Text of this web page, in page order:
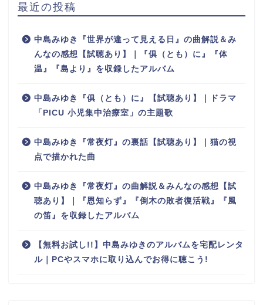
最近の投稿
中島みゆき『世界が違って見える日』の曲解説＆み
んなの感想【試聴あり】｜『俱（とも）に』『体
温』『島より』を収録したアルバム
中島みゆき『俱（とも）に』【試聴あり】｜ドラマ
「PICU 小児集中治療室」の主題歌
中島みゆき『常夜灯』の裏話【試聴あり】｜猫の視
点で描かれた曲
中島みゆき『常夜灯』の曲解説＆みんなの感想【試
聴あり】｜『恩知らず』『倒木の敗者復活戦』『風
の笛』を収録したアルバム
【無料お試し!!】中島みゆきのアルバムを宅配レンタ
ル｜PCやスマホに取り込んでお得に聴こう!